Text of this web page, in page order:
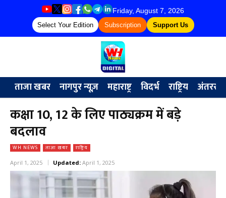
Friday, August 7, 2026
Select Your Edition Subscription Support Us
ताजा खबर नागपुर न्यूज़ महाराष्ट्र विदर्भ राष्ट्रिय
कक्षा 10, 12 के लिए पाठ्यक्रम में बड़े
बदलाव
WH NEWS ताजा खबर राष्ट्रिय
April 1, 2025 Updated: April 1, 2025